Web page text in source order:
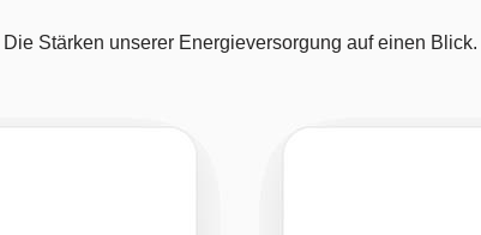
Die Stärken unserer Energieversorgung auf einen Blick.